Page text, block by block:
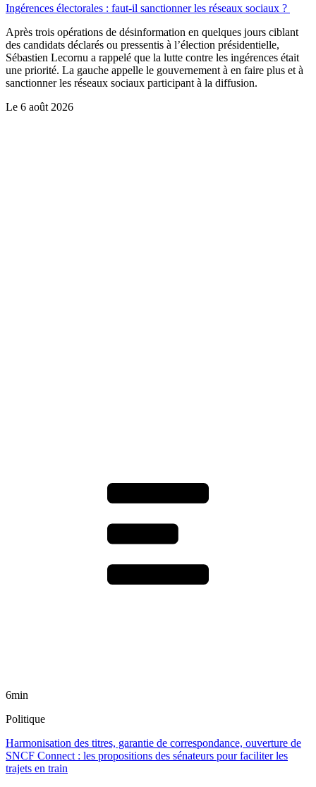
Ingérences électorales : faut-il sanctionner les réseaux sociaux ?
Après trois opérations de désinformation en quelques jours ciblant
des candidats déclarés ou pressentis à l’élection présidentielle,
Sébastien Lecornu a rappelé que la lutte contre les ingérences était
une priorité. La gauche appelle le gouvernement à en faire plus et à
sanctionner les réseaux sociaux participant à la diffusion.
Le 6 août 2026
6min
Politique
Harmonisation des titres, garantie de correspondance, ouverture de
SNCF Connect : les propositions des sénateurs pour faciliter les
trajets en train